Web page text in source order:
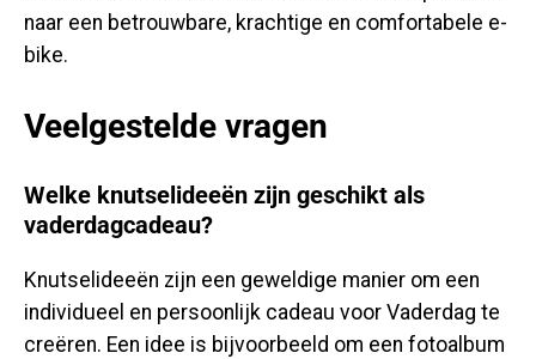
naar een betrouwbare, krachtige en comfortabele e-
bike.
Veelgestelde vragen
Welke knutselideeën zijn geschikt als
vaderdagcadeau?
Knutselideeën zijn een geweldige manier om een ​​
individueel en persoonlijk cadeau voor Vaderdag te
creëren. Een idee is bijvoorbeeld om een ​​fotoalbum